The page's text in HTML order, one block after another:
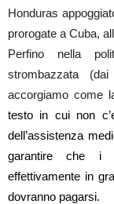
Honduras
prorogate a Cuba,
Perfino nella
strombazzata
accorgiamo come
testo in cui non
dell’assistenza
garantire che i
effettivamente in
dovranno pagarsi.